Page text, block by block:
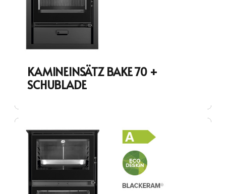
KAMINEINSÄTZ BAKE 70 +
SCHUBLADE